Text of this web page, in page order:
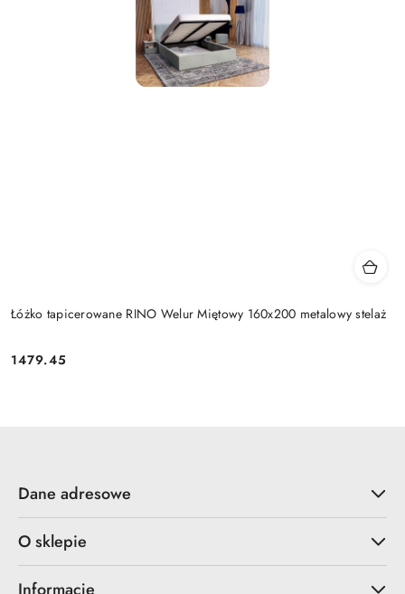
Łóżko tapicerowane RINO Welur Miętowy 160x200 metalowy stelaż
Cena:
1479.45
Dane adresowe
O sklepie
Informacje